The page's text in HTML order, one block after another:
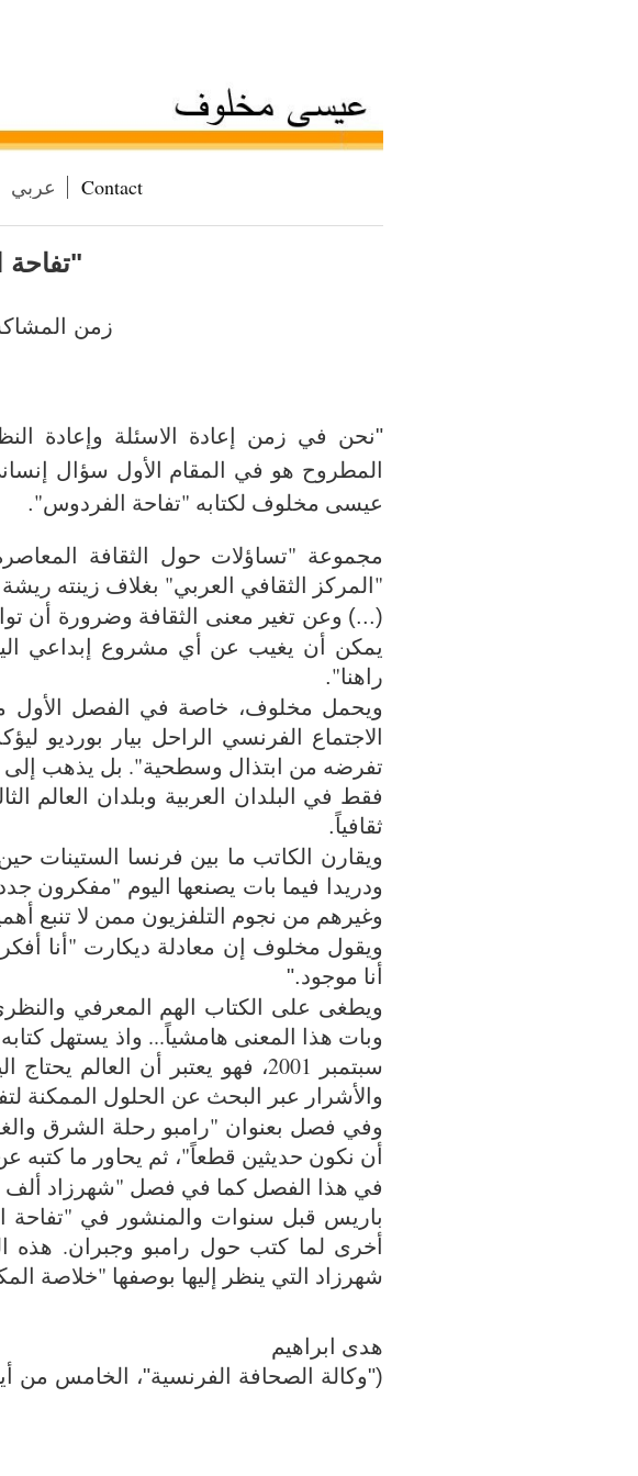
عربي Contact
عيسى مخلوف"
زمن
"نحن في زمن إعادة الاسئلة وإعادة
المطروح هو في المقام الأول سؤال
عيسى مخلوف لكتابه "تفاحة الفردوس".
مجموعة "تساؤلات حول الثقافة
"المركز الثقافي العربي" بغلاف زينته
(...) وعن تغير معنى الثقافة وضرورة أن
يمكن أن يغيب عن أي مشروع إبداعي
راهنا".
ويحمل مخلوف، خاصة في الفصل الأول
الاجتماع الفرنسي الراحل بيار بورديو
تفرضه من ابتذال وسطحية". بل يذهب إلى
فقط في البلدان العربية وبلدان العالم
ثقافياً.
ويقارن الكاتب ما بين فرنسا الستينات
ودريدا فيما بات يصنعها اليوم "مفكرون
وغيرهم من نجوم التلفزيون ممن لا تنبع
ويقول مخلوف إن معادلة ديكارت "أنا
أنا موجود".
ويطغى على الكتاب الهم المعرفي
وبات هذا المعنى هامشياً... واذ يستهل
سبتمبر 2001، فهو يعتبر أن
والأشرار عبر البحث عن الحلول الممكنة
وفي فصل بعنوان "رامبو رحلة الشرق
أن نكون حديثين قطعاً"، ثم يحاور ما كتبه
في هذا الفصل كما في فصل "شهرزاد ألف
باريس قبل سنوات والمنشور في
أخرى لما كتب حول رامبو وجبران. هذه
شهرزاد التي ينظر إليها بوصفها "خلاصة
هدى ابراهيم
("وكالة الصحافة الفرنسية"، الخامس من أيار/